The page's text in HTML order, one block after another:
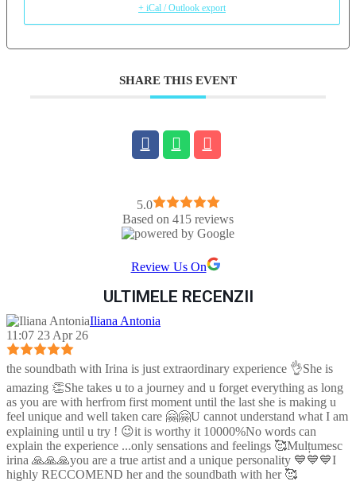
+ iCal / Outlook export
SHARE THIS EVENT
5.0
Based on 415 reviews
Review Us On
ULTIMELE RECENZII
Iliana Antonia
11:07 23 Apr 26
the soundbath with Irina is just extraordinary experience 👌She is
amazing 👏She takes u to a journey and u forget everything as long
as you are with herfrom first moment until the last she is making u
feel unique and well taken care 🤗🤗U cannot understand what I am
explaining until u try ! 😉it is worthy it 10000%No words can
explain the experience ...only sensations and feelings 🥰Mulțumesc
irina 🙏🙏🙏you are a true artist and a unique personality 💙💙💙I
highly RECCOMEND her and the soundbath with her 🥰